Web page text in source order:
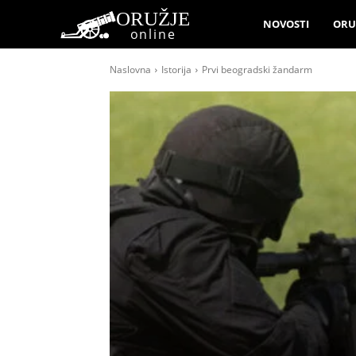
ORUŽJE
online
NOVOSTI
Naslovna Istorija Prvi beogradski žandarm